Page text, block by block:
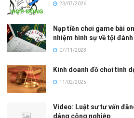
23/07/2026
Nạp tiền chơi game bài
nhiệm hình sự về tội
07/11/2023
Kinh doanh đồ chơi tình
11/02/2025
Video: Luật sư tư vấn
dáng công nghiệp